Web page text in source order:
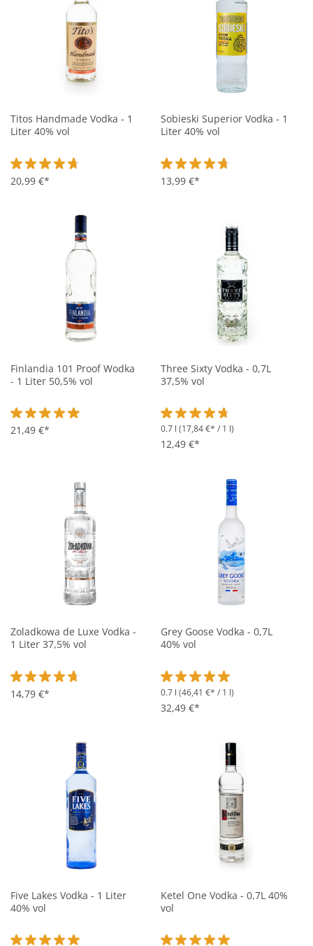
Titos Handmade Vodka - 1
Liter 40% vol
Durchschnittliche Bewertung von 4.8 von 5 Sternen
20,99 €*
Sobieski Superior Vodka - 1
Liter 40% vol
Durchschnittliche Bewertung
13,99 €*
Finlandia 101 Proof Wodka
- 1 Liter 50,5% vol
Durchschnittliche Bewertung von 4.9 von 5 Sternen
21,49 €*
Three Sixty Vodka - 0,7L
37,5% vol
Durchschnittliche Bewertung
0.7 l (17,84 €* / 1 l)
12,49 €*
Zoladkowa de Luxe Vodka -
1 Liter 37,5% vol
Durchschnittliche Bewertung von 4.8 von 5 Sternen
14,79 €*
Grey Goose Vodka - 0,7L
40% vol
Durchschnittliche Bewertung
0.7 l (46,41 €* / 1 l)
32,49 €*
Five Lakes Vodka - 1 Liter
40% vol
Ketel One Vodka - 0,7L 40%
vol